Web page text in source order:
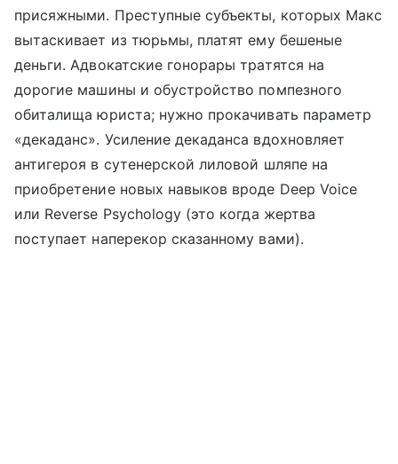
присяжными. Преступные субъекты, которых Макс
вытаскивает из тюрьмы, платят ему бешеные
деньги. Адвокатские гонорары тратятся на
дорогие машины и обустройство помпезного
обиталища юриста; нужно прокачивать параметр
«декаданс». Усиление декаданса вдохновляет
антигероя в сутенерской лиловой шляпе на
приобретение новых навыков вроде Deep Voice
или Reverse Psychology (это когда жертва
поступает наперекор сказанному вами).